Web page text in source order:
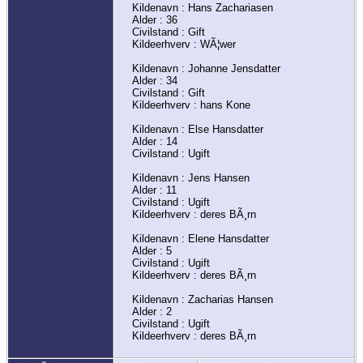
Kildenavn : Hans Zachariasen
Alder : 36
Civilstand : Gift
Kildeerhverv : WÃ¦wer
Kildenavn : Johanne Jensdatter
Alder : 34
Civilstand : Gift
Kildeerhverv : hans Kone
Kildenavn : Else Hansdatter
Alder : 14
Civilstand : Ugift
Kildenavn : Jens Hansen
Alder : 11
Civilstand : Ugift
Kildeerhverv : deres BÃ¸rn
Kildenavn : Elene Hansdatter
Alder : 5
Civilstand : Ugift
Kildeerhverv : deres BÃ¸rn
Kildenavn : Zacharias Hansen
Alder : 2
Civilstand : Ugift
Kildeerhverv : deres BÃ¸rn